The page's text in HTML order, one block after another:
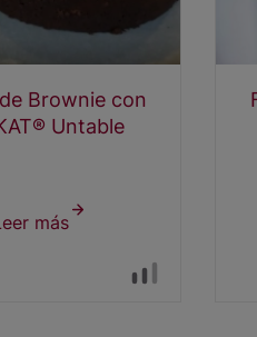
Brownie con
Untable
mássobre